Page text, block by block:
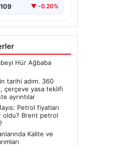
Yasa Teklifi▼ -0.20%
Hür Ağbaba
tarihi adım. 360
çerçeve yasa teklifi
ayrıntılar
Petrol fiyatları
oldu? Brent petrol
Kalite ve